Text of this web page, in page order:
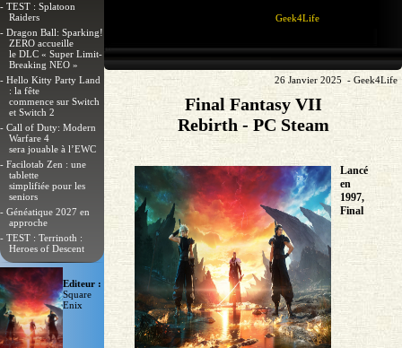
- TEST : Splatoon
Raiders
- Dragon Ball: Sparking!
ZERO accueille
le DLC « Super Limit-
Breaking NEO »
- Hello Kitty Party Land
: la fête
commence sur Switch
et Switch 2
- Call of Duty: Modern
Warfare 4
sera jouable à l’EWC
- Facilotab Zen : une
tablette
simplifiée pour les
seniors
- Généatique 2027 en
approche
- TEST : Terrinoth :
Heroes of Descent
Editeur :
Square
Enix
Geek4Life
26 Janvier 2025 - Geek4Life
Final Fantasy VII
Rebirth - PC Steam
Lancé
en
1997,
Final